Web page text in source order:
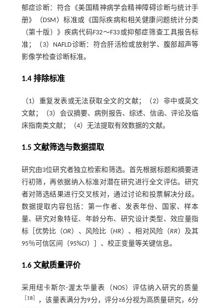
郁症诊断：符合《美国精神病学会精神障碍诊断与统计手
册》（DSM）标准或《国际疾病和相关健康问题统计分类
（第十版）》疾病代码F32～F33或抑郁症筛查工具报告标
准；（3）NAFLD诊断：符合肝活检或放射学、腹部超声等
影像学检查诊断标准。
1.4 排除标准
（1）重复发表或无法获取全文的文献；（2）非中或英文
文献；（3）会议摘要、病例报告、综述、信函、评论及临
床指南类文献；（4）无法提取有效数据的文献。
1.5 文献筛选与数据提取
研究由3位研究者独立检索和筛选。首先根据标题和摘要进
行初筛，再依据纳入标准对潜在研究进行全文评估。研究
者对筛选结果进行交叉核对，通过讨论和投票解决分歧。
数据提取内容包括：第一作者、发表年份、国家、样本
量、研究对象特征、年龄分布、研究设计类型、效应量指
标［优势比（OR ）、风险比（HR ）、相对风险（RR ）及其
95％可信区间（95%CI ）］、校正变量等关键信息。
1.6 文献质量评价
采用纽卡斯尔-渥太华量表（NOS）评估纳入研究的质量
18
，该量表满分为9分，评分≥6分视为高质量研究，6分